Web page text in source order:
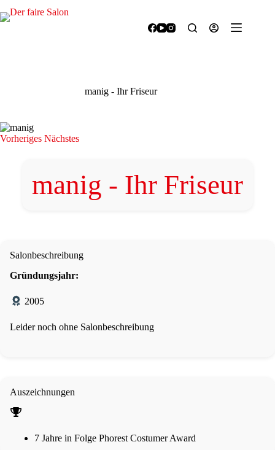
Inhalt
manig - Ihr Friseur
Vorheriges Nächstes
manig - Ihr Friseur
Salonbeschreibung
Gründungsjahr:
2005
Leider noch ohne Salonbeschreibung
Auszeichnungen
7 Jahre in Folge Phorest Costumer Award